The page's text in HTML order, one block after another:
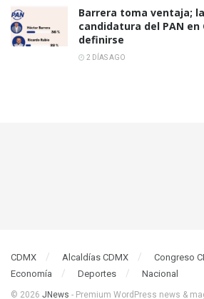
Barrera toma ventaja;
candidatura del PAN en
definirse
2 DÍAS AGO
CDMX Alcaldías CDMX
Congreso
Economía
Deportes Nacional
© 2026 JNews - Premium WordPress news &